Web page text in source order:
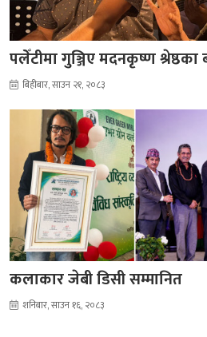
पलेँटीमा गुञ्जिए मदनकृष्ण श्रेष्ठका
बिहीबार, साउन २१, २०८३
कलाकार जेबी डिसी सम्मानित
शनिबार, साउन १६, २०८३